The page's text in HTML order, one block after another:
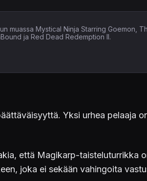
muassa Mystical Ninja Starring Goemon,
ja Red Dead Redemption II.
Yksi urhea pelaaja
että Magikarp-taisteluturrikka
joka ei sekään vahingoita